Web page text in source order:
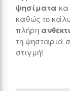
ψησίματα
καθώς το
πλήρη
τη ψησταριά
στιγμή!